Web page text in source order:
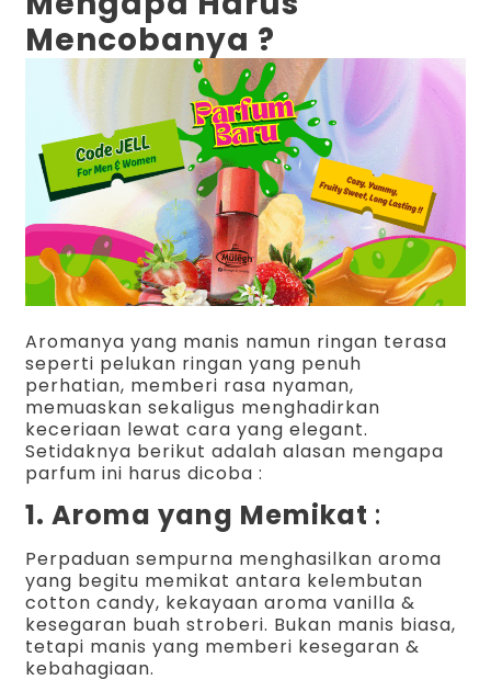
Mencobanya ?
Aromanya yang manis namun ringan terasa
seperti pelukan ringan yang penuh
perhatian, memberi rasa nyaman,
memuaskan sekaligus menghadirkan
keceriaan lewat cara yang elegant.
Setidaknya berikut adalah alasan mengapa
parfum ini harus dicoba :
1. Aroma yang Memikat :
Perpaduan sempurna menghasilkan aroma
yang begitu memikat antara kelembutan
cotton candy, kekayaan aroma vanilla &
kesegaran buah stroberi. Bukan manis biasa,
tetapi manis yang memberi kesegaran &
kebahagiaan.